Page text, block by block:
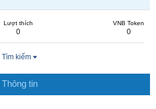
Lượt thích
0
VNB Token
0
Tìm kiếm
Thông tin